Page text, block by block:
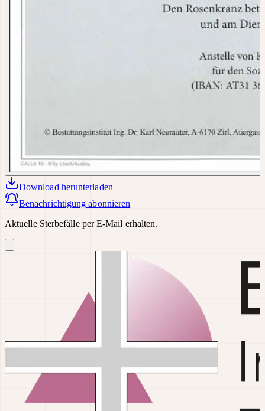
Download herunterladen
Benachrichtigung abonnieren
Aktuelle Sterbefälle per E-Mail erhalten.